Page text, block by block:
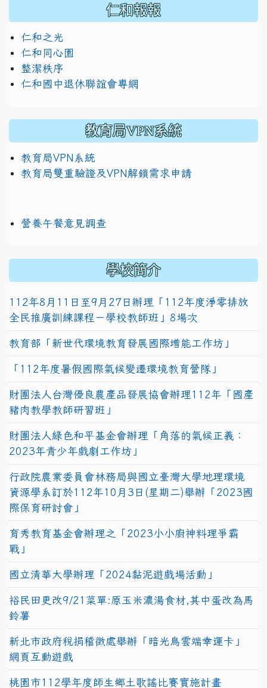
仁和報報
仁和之光
仁和同心園
整潔秩序
仁和國中退休聯誼會專網
教育局VPN系統
教育局VPN系統
教育局雙重驗證及VPN解鎖需求申請
營養午餐意見調查
學校簡介
112年8月11日至9月27日辦理「112年度淨零排放
全民推廣訓練課程－學校教師班」8場次
教育部「新世代環境教育發展國際增能工作坊」
「112年度暑假國際氣候變遷環境教育營隊」
財團法人台灣優良農產品發展協會辦理112年「國產
豬肉教學教師研習班」
財團法人綠色和平基金會辦理「角落的氣候正義：
2023年青少年戲劇工作坊」
行政院農業委員會林務局與國立臺灣大學地理環境
資源學系訂於112年10月3日(星期二)舉辦「2023國
際保育研討會」
育秀教育基金會辦理之「2023小小廚神料理爭霸
戰」
國立清華大學辦理「2024黏泥遊戲場活動」
裕民田更改9/21菜單:原玉米濃湯食材,其中蛋改為馬
鈴薯
新北市政府稅捐稽徵處舉辦「暗光鳥雲端幸運卡」
網頁互動遊戲
桃園市112學年度師生鄉土歌謠比賽實施計畫